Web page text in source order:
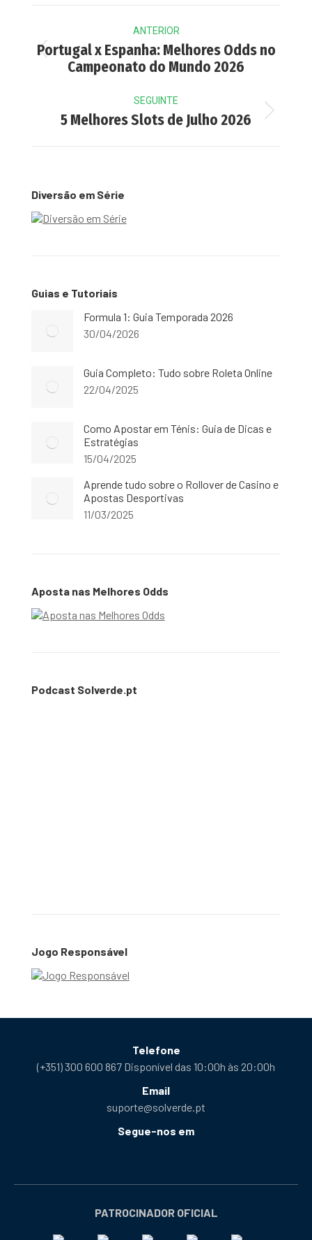
navigation
ANTERIOR
Previous
post:
Portugal x Espanha: Melhores Odds no
Campeonato do Mundo 2026
SEGUINTE
Next
5 Melhores Slots de Julho 2026
Diversão em Série
Guias e Tutoriais
Formula 1: Guia Temporada 2026
30/04/2026
Guia Completo: Tudo sobre Roleta Online
22/04/2025
Como Apostar em Ténis: Guia de Dicas e
Estratégias
15/04/2025
Aprende tudo sobre o Rollover de Casino e
Apostas Desportivas
11/03/2025
Aposta nas Melhores Odds
Podcast Solverde.pt
Jogo Responsável
Telefone
(+351) 300 600 867 Disponível das 10:00h às 20:00h
Email
suporte@solverde.pt
Segue-nos em
abre
nova
janela
abre
nova
janela
abre
nova
janela
abre
nova
janela
abre
nova
janela
abre
nova
janela
abre
PATROCINADOR OFICIAL